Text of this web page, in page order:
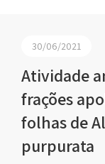
30/06/2021
Atividade
frações
folhas de
purpurata